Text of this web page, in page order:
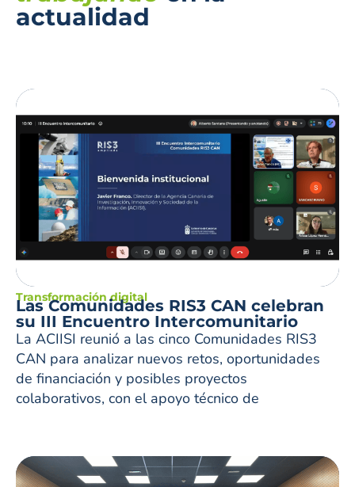
actualidad
Transformación digital
Las Comunidades RIS3 CAN celebran
su III Encuentro Intercomunitario
La ACIISI reunió a las cinco Comunidades RIS3
CAN para analizar nuevos retos, oportunidades
de financiación y posibles proyectos
colaborativos, con el apoyo técnico de